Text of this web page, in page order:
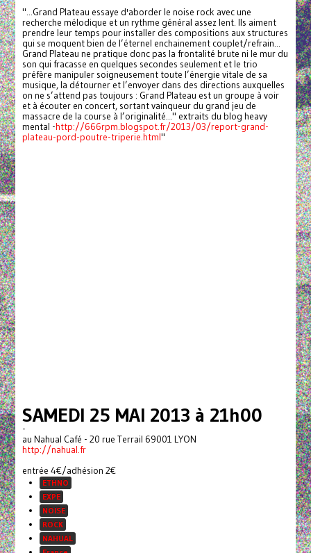
"...Grand Plateau essaye d'aborder le noise rock avec une
recherche mélodique et un rythme général assez lent. Ils aiment
prendre leur temps pour installer des compositions aux structures
qui se moquent bien de l’éternel enchainement couplet/refrain...
Grand Plateau ne pratique donc pas la frontalité brute ni le mur du
son qui fracasse en quelques secondes seulement et le trio
préfère manipuler soigneusement toute l’énergie vitale de sa
musique, la détourner et l’envoyer dans des directions auxquelles
on ne s’attend pas toujours : Grand Plateau est un groupe à voir
et à écouter en concert, sortant vainqueur du grand jeu de
massacre de la course à l’originalité..." extraits du blog heavy
mental -http://666rpm.blogspot.fr/2013/03/report-grand-
plateau-pord-poutre-triperie.html"
SAMEDI 25 MAI 2013 à 21h00
-
au Nahual Café - 20 rue Terrail 69001 LYON
http://nahual.fr
entrée 4€/adhésion 2€
ETHNO
EXPE
NOISE
ROCK
NAHUAL